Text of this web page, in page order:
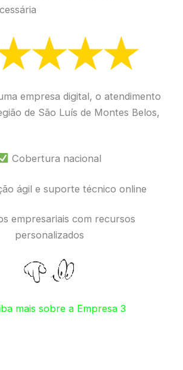
empresa digital, o atendimento
de São Luís de Montes Belos,
Cobertura nacional
ágil e suporte técnico online
empresariais com recursos
personalizados
mais sobre a Empresa 3